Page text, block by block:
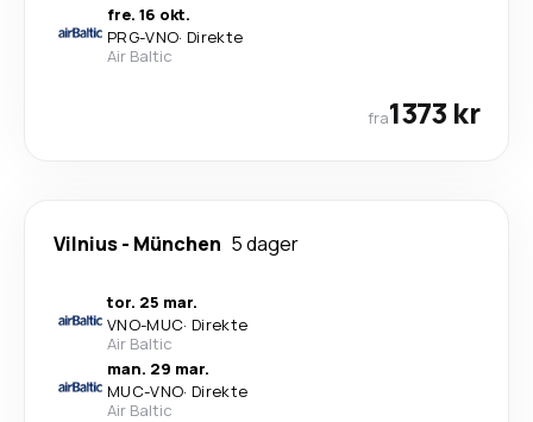
fre. 16 okt.
PRG-VNO· Direkte
Air Baltic
fra1373 kr
Vilnius- München 5 dager
tor. 25 mar.
VNO-MUC· Direkte
Air Baltic
man. 29 mar.
MUC-VNO· Direkte
Air Baltic